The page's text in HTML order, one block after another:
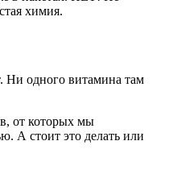
химия.
Ни одного витамина там
от которых мы
А стоит это делать или